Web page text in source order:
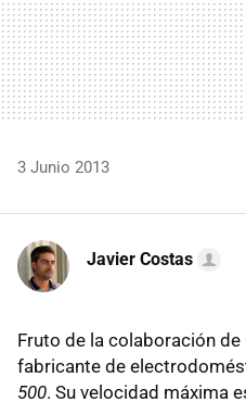
3 Junio 2013
Javier Costas
Fruto de la colaboración
fabricante de
500. Su velocidad máxima